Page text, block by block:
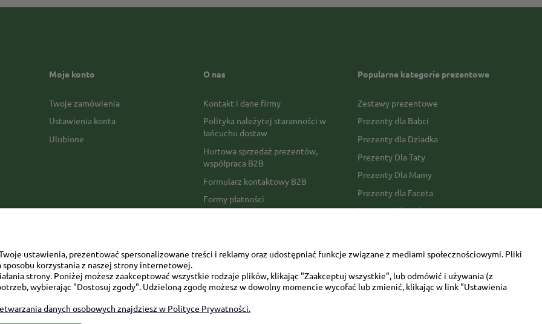
Moje konto
Twoje zamówienia
Ustawienia konta
Ulubione
O nas
Kontakt i dane firmy
Polityka należytej staranności w
łańcuchu dostaw
Hurtowa sprzedaż prezentów,
współpraca B2B
Formularz kontaktowy B2B
Formy płatności
Opinie Trustmate
Mapa kategorii
Popularne kategorie prezentowe
Zestawy prezentowe
Prezenty dla Babci
Prezenty dla Dziadka
Prezenty Dla Taty
Prezenty Dla Mamy
Prezenty dla Faceta
Prezenty Dla Kobiety
ustawienia, prezentować spersonalizowane treści i reklamy oraz udostępniać funkcje związane z mediami społecznościowymi. Pliki
korzystania z naszej strony internetowej.
strony. Poniżej możesz zaakceptować wszystkie rodzaje plików, klikając "Zaakceptuj wszystkie", lub odmówić i używania (z
wybierając "Dostosuj zgody". Udzieloną zgodę możesz w dowolny momencie wycofać lub zmienić, klikając w link "Ustawienia
danych osobowych znajdziesz w Polityce Prywatności.